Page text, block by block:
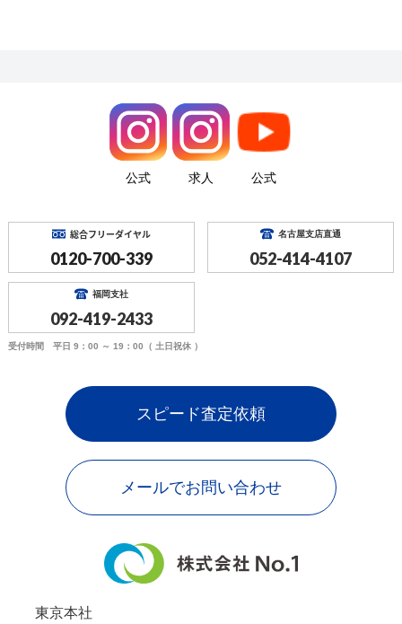
総合フリーダイヤル
0120-700-339
名古屋支店直通
052-414-4107
福岡支社
092-419-2433
受付時間 平日 9：00 ～ 19：00（ 土日祝休 ）
スピード査定依頼
メールでお問い合わせ
東京本社
公式 求人 公式